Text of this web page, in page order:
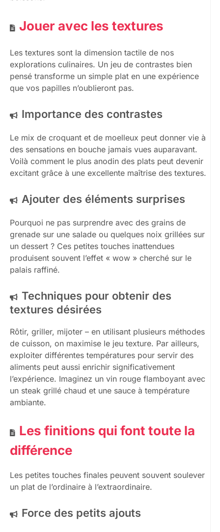
Jouer avec les textures
Les textures sont la dimension tactile de nos
explorations culinaires. Un jeu de contrastes bien
pensé transforme un simple plat en une expérience
que vos papilles n’oublieront pas.
Importance des contrastes
Le mix de croquant et de moelleux peut donner vie à
des sensations en bouche jamais vues auparavant.
Voilà comment le plus anodin des plats peut devenir
excitant grâce à une excellente maîtrise des textures.
Ajouter des éléments surprises
Pourquoi ne pas surprendre avec des grains de
grenade sur une salade ou quelques noix grillées sur
un dessert ? Ces petites touches inattendues
produisent souvent l’effet « wow » cherché sur le
palais raffiné.
Techniques pour obtenir des
textures désirées
Rôtir, griller, mijoter – en utilisant plusieurs méthodes
de cuisson, on maximise le jeu texture. Par ailleurs,
exploiter différentes températures pour servir des
aliments peut aussi enrichir significativement
l’expérience. Imaginez un vin rouge flamboyant avec
un steak grillé chaud et une sauce à température
ambiante.
Les finitions qui font toute la
différence
Les petites touches finales peuvent souvent soulever
un plat de l’ordinaire à l’extraordinaire.
Force des petits ajouts